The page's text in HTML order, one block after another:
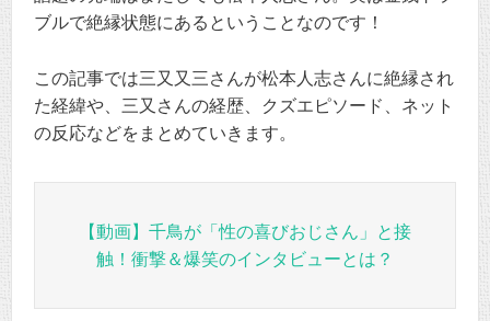
ブルで絶縁状態にあるということなのです！
この記事では三又又三さんが松本人志さんに絶縁され
た経緯や、三又さんの経歴、クズエピソード、ネット
の反応などをまとめていきます。
【動画】千鳥が「性の喜びおじさん」と接
触！衝撃＆爆笑のインタビューとは？